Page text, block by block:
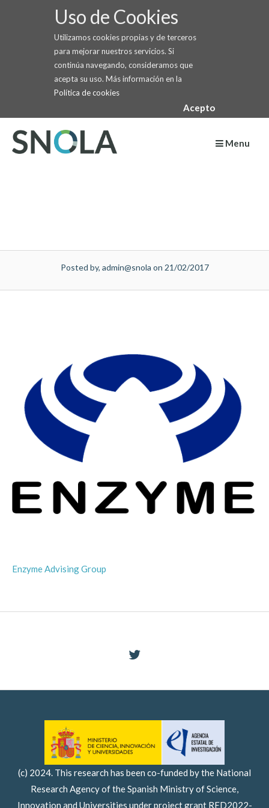
Uso de Cookies
Utilizamos cookies propias y de terceros
para mejorar nuestros servicios. Si
continúa navegando, consideramos que
acepta su uso. Más información en la
Política de cookies
Acepto
content
Menu
Posted by, admin@snola on 21/02/2017
Enzyme Advising Group
(c) 2024. This research has been co-funded by the National
Research Agency of the Spanish Ministry of Science,
Innovation and Universities under project grant RED2022-